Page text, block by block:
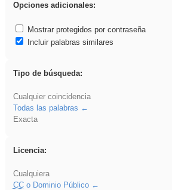
Opciones adicionales:
Mostrar protegidos por contraseña
Incluir palabras similares
Tipo de búsqueda:
Cualquier coincidencia
Todas las palabras
Exacta
Licencia:
Cualquiera
CCo Dominio Público